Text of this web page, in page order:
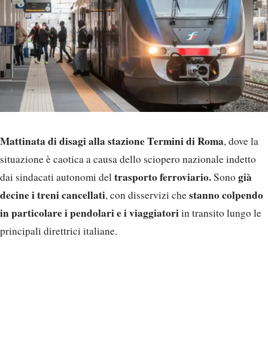
Mattinata di disagi alla stazione Termini di Roma, dove la
situazione è caotica a causa dello sciopero nazionale indetto
dai sindacati autonomi deltrasporto ferroviario.Sono già
decine i treni cancellati, con disservizi chestanno colpendo
in particolare i pendolari e i viaggiatoriin transito lungo le
principali direttrici italiane.